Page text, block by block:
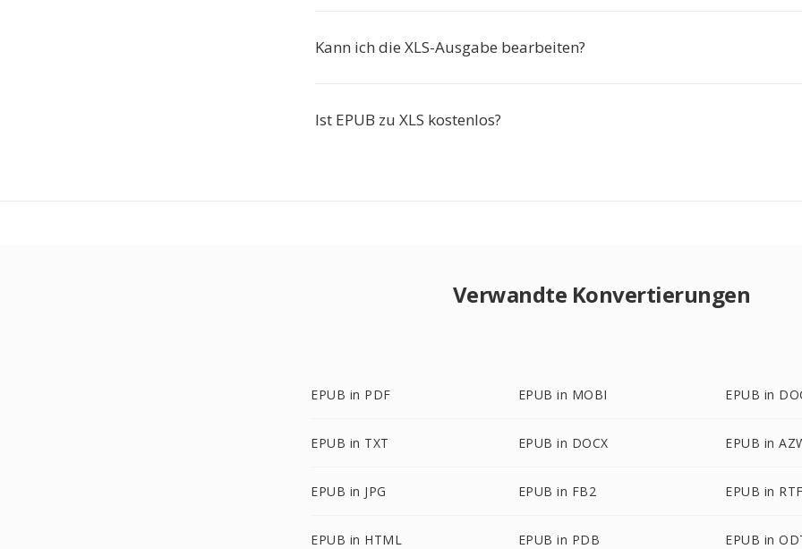
Kann ich die XLS-Ausgabe bearbeiten?
Ist EPUB zu XLS kostenlos?
Verwandte Konvertierungen
EPUB in PDF EPUB in MOBI EPUB in
EPUB in TXT EPUB in DOCX EPUB in
EPUB in JPG EPUB in FB2 EPUB in
EPUB in HTML EPUB in PDB EPUB in